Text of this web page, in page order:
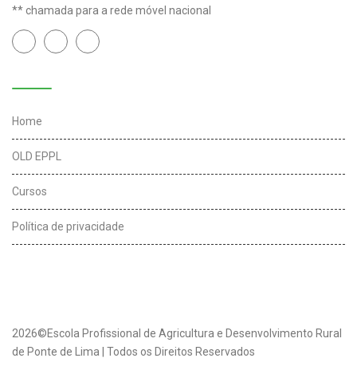
** chamada para a rede móvel nacional
Home
OLD EPPL
Cursos
Política de privacidade
2026©Escola Profissional de Agricultura e Desenvolvimento Rural
de Ponte de Lima | Todos os Direitos Reservados